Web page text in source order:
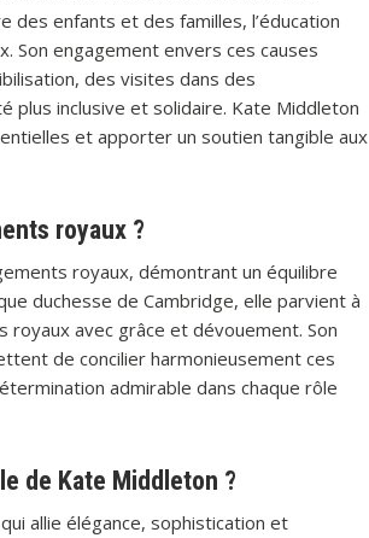
des enfants et des familles, l’éducation
Son engagement envers ces causes
des visites dans des
plus inclusive et solidaire. Kate Middleton
et apporter un soutien tangible aux
royaux ?
royaux, démontrant un équilibre
duchesse de Cambridge, elle parvient à
avec grâce et dévouement. Son
de concilier harmonieusement ces
admirable dans chaque rôle
de Kate Middleton ?
allie élégance, sophistication et